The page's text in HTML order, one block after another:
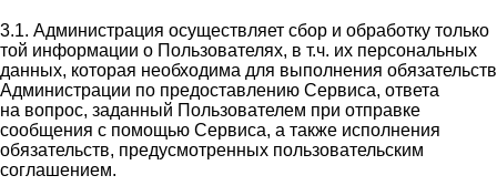
3.1. Администрация осуществляет сбор и обработку только
той информации о Пользователях, в т.ч. их персональных
данных, которая необходима для выполнения обязательств
Администрации по предоставлению Сервиса, ответа
на вопрос, заданный Пользователем при отправке
сообщения с помощью Сервиса, а также исполнения
обязательств, предусмотренных пользовательским
соглашением.